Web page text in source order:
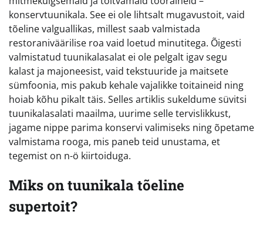
konservtuunikala. See ei ole lihtsalt mugavustoit, vaid
tõeline valguallikas, millest saab valmistada
restoraniväärilise roa vaid loetud minutitega. Õigesti
valmistatud tuunikalasalat ei ole pelgalt igav segu
kalast ja majoneesist, vaid tekstuuride ja maitsete
sümfoonia, mis pakub kehale vajalikke toitaineid ning
hoiab kõhu pikalt täis. Selles artiklis sukeldume süvitsi
tuunikalasalati maailma, uurime selle tervislikkust,
jagame nippe parima konservi valimiseks ning õpetame
valmistama rooga, mis paneb teid unustama, et
tegemist on n-ö kiirtoiduga.
Miks on tuunikala tõeline
supertoit?